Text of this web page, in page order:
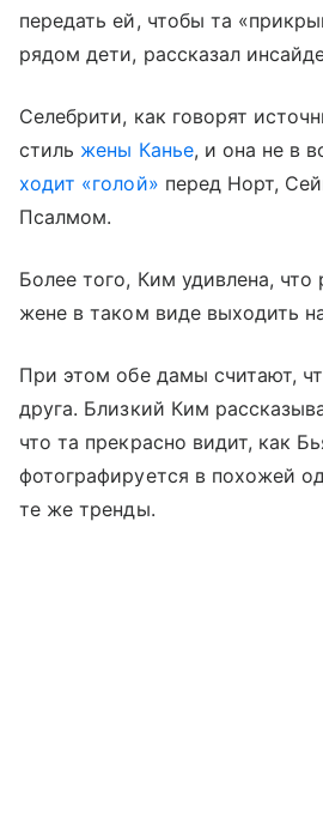
передать ей, чтобы та
рядом дети, рассказал
Селебрити, как говорят
стиль жены Канье, и она не в
ходит «голой» перед Норт,
Псалмом.
Более того, Ким удивлена, что
жене в таком виде выходить
При этом обе дамы считают,
друга. Близкий Ким
что та прекрасно видит, как
фотографируется в похожей
те же тренды.